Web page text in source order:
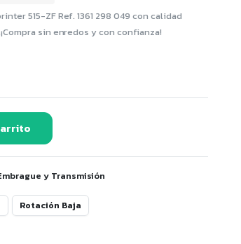
515-ZF Ref. 1361 298 049 con calidad
sin enredos y con confianza!
y Transmisión
Rotación Baja